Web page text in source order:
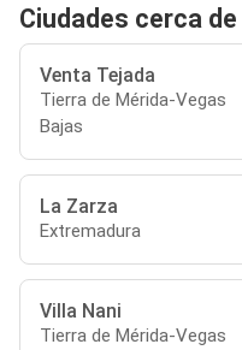
Ciudades cerca
Venta Tejada
Tierra de Mérida-Vegas
Bajas
La Zarza
Extremadura
Villa Nani
Tierra de Mérida-Vegas